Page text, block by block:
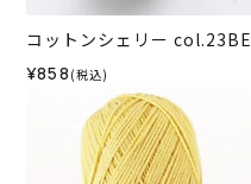
コットンシェリー col.23BE
¥858 (税込)